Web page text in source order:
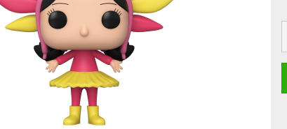
Toys
Subjects
Hersteller